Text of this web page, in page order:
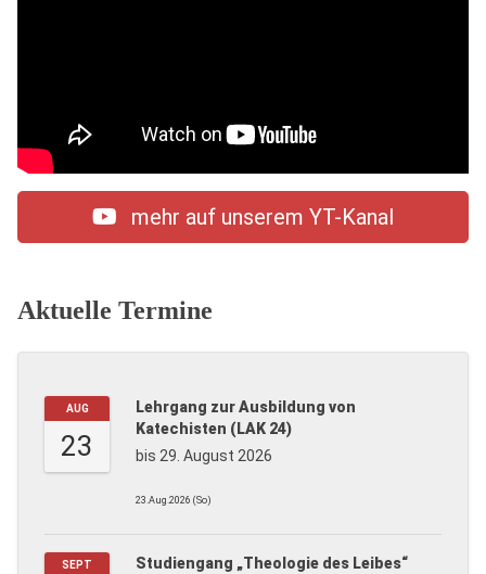
mehr auf unserem YT-Kanal
Aktuelle Termine
AUG
23
Lehrgang zur Ausbildung von
Katechisten (LAK 24)
bis 29. August 2026
23.Aug.2026 (So)
SEPT Studiengang „Theologie des Leibes“